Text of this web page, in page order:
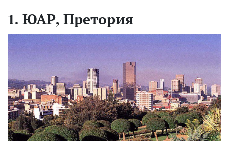
1. ЮАР, Претория